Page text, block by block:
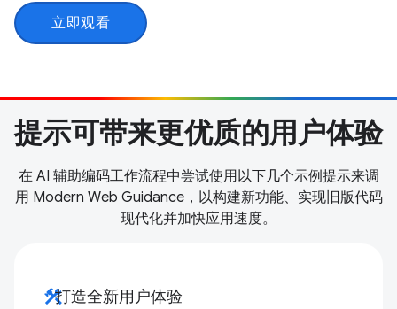
立即观看
提示可带来更优质的用户体验
在 AI 辅助编码工作流程中尝试使用以下几个示例提示来调
用 Modern Web Guidance，以构建新功能、实现旧版代码
现代化并加快应用速度。
construction打造全新用户体验